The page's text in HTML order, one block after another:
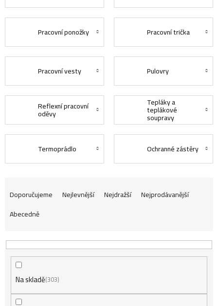
Pracovní ponožky Pracovní trička
Pracovní vesty Pulovry
Reflexní pracovní
oděvy
Tepláky a
teplákové
soupravy
Termoprádlo Ochranné zástěry
Ř
a
z
e
Doporučujeme Nejlevnější Nejdražší
Nejprodávanější
Abecedně
Na skladě 303